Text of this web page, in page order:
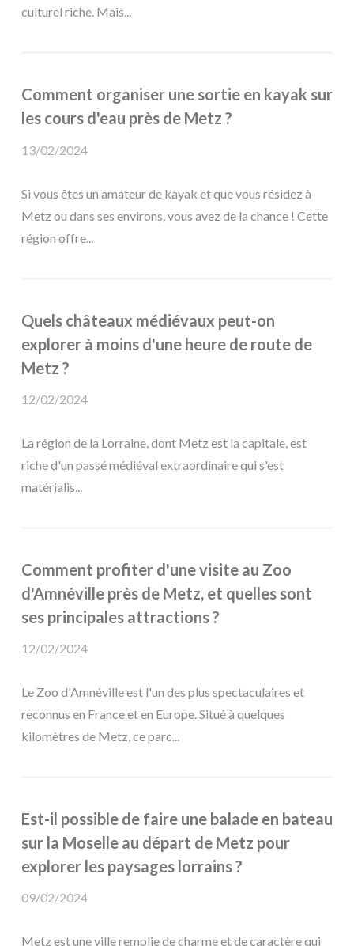
culturel riche. Mais...
Comment organiser une sortie en kayak sur
les cours d'eau près de Metz ?
13/02/2024
Si vous êtes un amateur de kayak et que vous résidez à
Metz ou dans ses environs, vous avez de la chance ! Cette
région offre...
Quels châteaux médiévaux peut-on
explorer à moins d'une heure de route de
Metz ?
12/02/2024
La région de la Lorraine, dont Metz est la capitale, est
riche d'un passé médiéval extraordinaire qui s'est
matérialis...
Comment profiter d'une visite au Zoo
d'Amnéville près de Metz, et quelles sont
ses principales attractions ?
12/02/2024
Le Zoo d'Amnéville est l'un des plus spectaculaires et
reconnus en France et en Europe. Situé à quelques
kilomètres de Metz, ce parc...
Est-il possible de faire une balade en bateau
sur la Moselle au départ de Metz pour
explorer les paysages lorrains ?
09/02/2024
Metz est une ville remplie de charme et de caractère qui